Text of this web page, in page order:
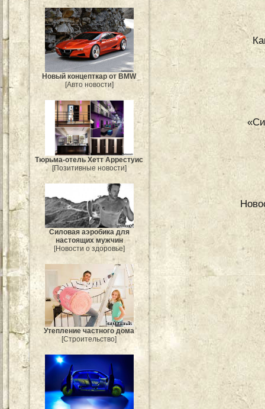
Новый концепткар от BMW
[Авто новости]
Тюрьма-отель Хетт Аррестуис
[Позитивные новости]
Силовая аэробика для
настоящих мужчин
[Новости о здоровье]
Утепление частного дома
[Строительство]